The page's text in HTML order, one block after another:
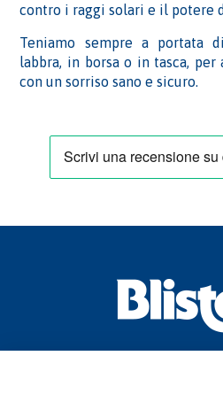
contro i raggi solari e il potere
Teniamo sempre a portata
labbra, in borsa o in tasca,
con un sorriso sano e sicuro.
Sede legale: Via Pasquale